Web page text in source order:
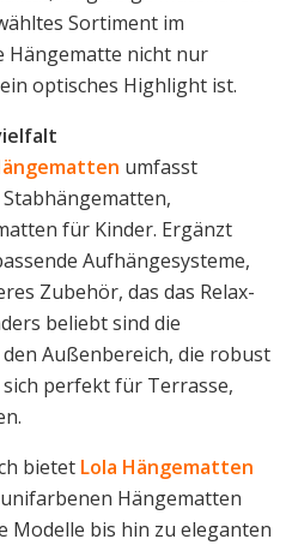
Sortiment im
Hängematte nicht nur
optisches Highlight ist.
umfasst
für Kinder. Ergänzt
Aufhängesysteme,
Zubehör, das das Relax-
beliebt sind die
Außenbereich, die robust
perfekt für Terrasse,
bietet Lola Hängematten
Hängematten
Modelle bis hin zu eleganten